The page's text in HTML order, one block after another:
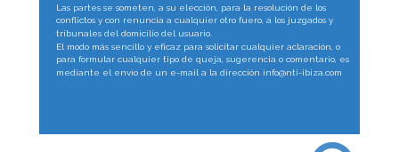
Las partes se someten, a su elección, para la resolución de los
conflictos y con renuncia a cualquier otro fuero, a los juzgados y
tribunales del domicilio del usuario.
El modo más sencillo y eficaz para solicitar cualquier aclaración, o
para formular cualquier tipo de queja, sugerencia o comentario, es
mediante el envío de un e-mail a la dirección info@nti-ibiza.com